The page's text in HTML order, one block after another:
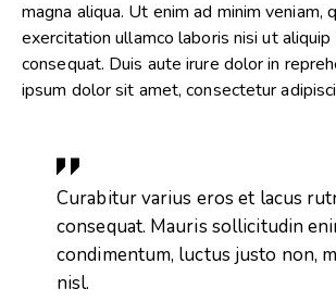
magna aliqua. Ut enim ad minim veniam,
exercitation ullamco laboris nisi ut
consequat. Duis aute irure dolor in
ipsum dolor sit amet, consectetur
Curabitur varius eros et lacus
consequat. Mauris sollicitudin
condimentum, luctus justo non,
nisl.